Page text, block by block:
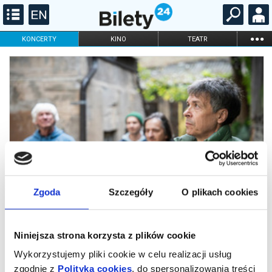
Zgoda Szczegóły O plikach cookies
Niniejsza strona korzysta z plików cookie
Wykorzystujemy pliki cookie w celu realizacji usług
zgodnie z Polityką cookies, do spersonalizowania treści
KONCERTY KINO TEATR ...
FILHARMONIA OPERA I BALET
STAND-UP
DLA DZIECI
ONLINE KARNETY
Stare Dobre Małżeństwo